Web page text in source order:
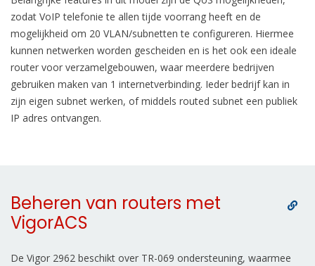
zodat VoIP telefonie te allen tijde voorrang heeft en de
mogelijkheid om 20 VLAN/subnetten te configureren. Hiermee
kunnen netwerken worden gescheiden en is het ook een ideale
router voor verzamelgebouwen, waar meerdere bedrijven
gebruiken maken van 1 internetverbinding. Ieder bedrijf kan in
zijn eigen subnet werken, of middels routed subnet een publiek
IP adres ontvangen.
Beheren van routers met
VigorACS
De Vigor 2962 beschikt over TR-069 ondersteuning, waarmee